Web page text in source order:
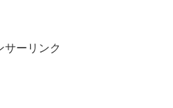
サーリンク